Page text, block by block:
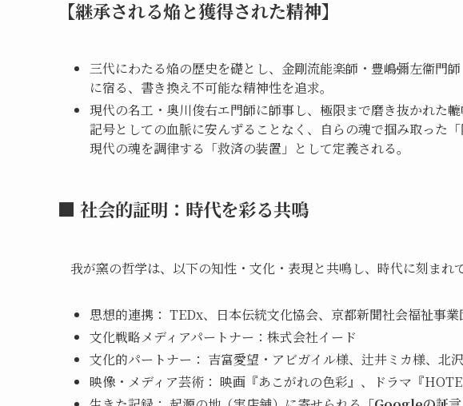
【継承される焔と獲得された精神】
三代にわたる焔の歴史を礎とし、金剛流能楽師・豊嶋彌左衞門
に宿る、書き換え不可能な精神性を追求。
現代の名工・奥川俊右エ門師に師事し、極限まで磨き抜かれた轆
記号としての血脈に安んずることなく、自らの魂で掴み取った
現代の魂を調律する「救済の装置」として定義される。
■ 社会的証明：時代を彩る共鳴
我が窯の哲学は、以下の知性・文化・表現と共鳴し、時代に刻まれて
思想的連携： TEDx、日本伝統文化協会、京都新聞社会福祉事業
文化戦略メディアパートナー：株式会社イード
文化的パートナー： 吉富愛望・アビガイル様、辻井ミカ様、北沢
映像・メディア芸術： 映画『あこがれの色彩』、ドラマ『